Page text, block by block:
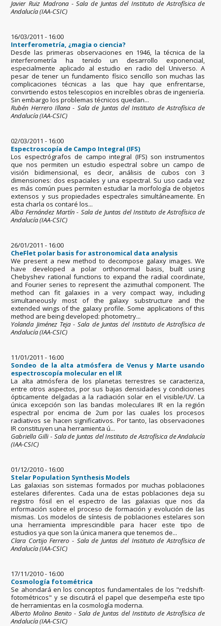
Javier Ruiz Madrona - Sala de Juntas del Instituto de Astrofísica de
Andalucía (IAA-CSIC)
16/03/2011 - 16:00
Interferometría, ¿magia o ciencia?
Desde las primeras observaciones en 1946, la técnica de la
interferometría ha tenido un desarrollo exponencial,
especialmente aplicado al estudio en radio del Universo. A
pesar de tener un fundamento físico sencillo son muchas las
complicaciones técnicas a las que hay que enfrentarse,
convirtiendo estos telescopios en increíbles obras de ingeniería.
Sin embargo los problemas técnicos quedan...
Rubén Herrero Illana - Sala de Juntas del Instituto de Astrofísica de
Andalucía (IAA-CSIC)
02/03/2011 - 16:00
Espectroscopía de Campo Integral (IFS)
Los espectrógrafos de campo integral (IFS) son instrumentos
que nos permiten un estudio espectral sobre un campo de
visión bidimensional, es decir, análisis de cubos con 3
dimensiones: dos espaciales y una espectral. Su uso cada vez
es más común pues permiten estudiar la morfología de objetos
extensos y sus propiedades espectrales simultáneamente. En
esta charla os contaré los...
Alba Fernández Martín - Sala de Juntas del Instituto de Astrofísica de
Andalucía (IAA-CSIC)
26/01/2011 - 16:00
CheFlet polar basis for astronomical data analysis
We present a new method to decompose galaxy images. We
have developed a polar orthonormal basis, built using
Chebyshev rational functions to expand the radial coordinate,
and Fourier series to represent the azimuthal component. The
method can fit galaxies in a very compact way, including
simultaneously most of the galaxy substructure and the
extended wings of the galaxy profile. Some applications of this
method are being developed: photometry...
Yolanda Jiménez Teja - Sala de Juntas del Instituto de Astrofísica de
Andalucía (IAA-CSIC)
11/01/2011 - 16:00
Sondeo de la alta atmósfera de Venus y Marte usando
espectroscopía molecular en el IR
La alta atmósfera de los planetas terrestres se caracteriza,
entre otros aspectos, por sus bajas densidades y condiciones
ópticamente delgadas a la radiación solar en el visible/UV. La
única excepción son las bandas moleculares IR en la región
espectral por encima de 2um por las cuales los procesos
radiativos se hacen significativos. Por tanto, las observaciones
IR constituyen una herramienta ú...
Gabriella Gilli - Sala de Juntas del Instituto de Astrofísica de Andalucía
(IAA-CSIC)
01/12/2010 - 16:00
Stelar Population Synthesis Models
Las galaxias son sistemas formados por muchas poblaciones
estelares diferentes. Cada una de estas poblaciones deja su
registro fósil en el espectro de las galaxias que nos da
información sobre el proceso de formación y evolución de las
mismas. Los modelos de síntesis de poblaciones estelares son
una herramienta imprescindible para hacer este tipo de
estudios ya que son la única manera que tenemos de...
Clara Cortijo Ferrero - Sala de Juntas del Instituto de Astrofísica de
Andalucía (IAA-CSIC)
17/11/2010 - 16:00
Cosmología fotométrica
Se ahondará en los conceptos fundamentales de los "redshift-
fotométricos" y se discutirá el papel que desempeña este tipo
de herramientas en la cosmología moderna.
Alberto Molino Benito - Sala de Juntas del Instituto de Astrofísica de
Andalucía (IAA-CSIC)